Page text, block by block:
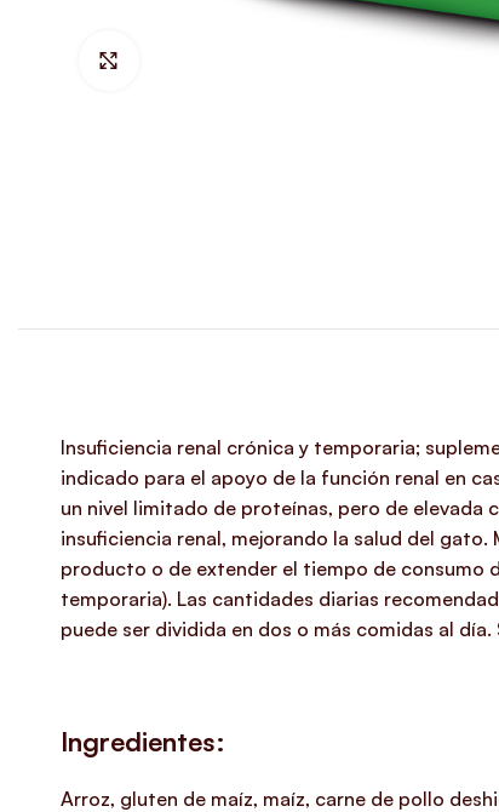
Insuficiencia renal crónica y temporaria;
indicado para el apoyo de la función renal en
un nivel limitado de proteínas, pero de
insuficiencia renal, mejorando la salud del
producto o de extender el tiempo de consumo
temporaria). Las cantidades diarias
puede ser dividida en dos o más comidas al
Ingredientes:
Arroz, gluten de maíz, maíz, carne de pollo